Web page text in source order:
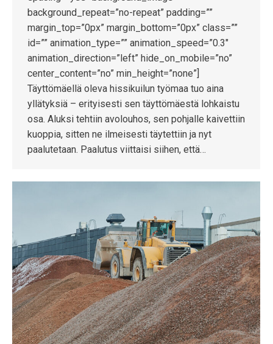
background_repeat=”no-repeat” padding=””
margin_top=”0px” margin_bottom=”0px” class=””
id=”” animation_type=”” animation_speed=”0.3″
animation_direction=”left” hide_on_mobile=”no”
center_content=”no” min_height=”none”]
Täyttömäellä oleva hissikuilun työmaa tuo aina
yllätyksiä – erityisesti sen täyttömäestä lohkaistu
osa. Aluksi tehtiin avolouhos, sen pohjalle kaivettiin
kuoppia, sitten ne ilmeisesti täytettiin ja nyt
paalutetaan. Paalutus viittaisi siihen, että…